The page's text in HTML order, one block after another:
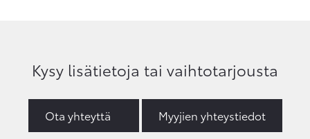
Kysy lisätietoja tai vaihtotarjousta
Ota yhteyttä Myyjien yhteystiedot